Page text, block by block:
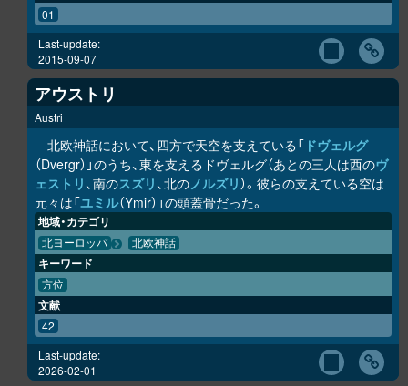
01
Last-update:
2015-09-07
アウストリ
Austri
北欧神話において、四方で天空を支えている「 ドヴェルグ
（Dvergr）」のうち、東を支えるドヴェルグ（あとの三人は西のヴ
ェストリ 、南のスズリ 、北のノルズリ）。彼らの支えている空は
元々は「ユミル（Ymir）」の頭蓋骨だった。
地域・カテゴリ
北ヨーロッパ 北欧神話
キーワード
方位
文献
42
Last-update:
2026-02-01